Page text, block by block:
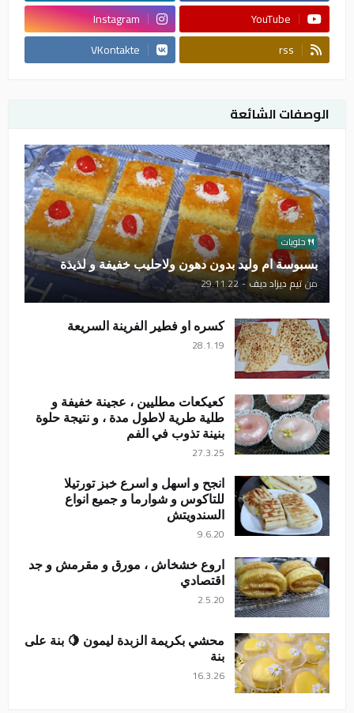
YouTube
Instagram
rss
VKontakte
الوصفات الشائعة
حلويات
بسبوسة ام وليد بدون دهون ولاحليب خفيفة و لذيذة
منتيم ديزاد ديف -
29.11.22
كسره او فطير الفرينة السريعة
28.1.19
كعيكعات مطليين ، عجينة خفيفة و
طلية طرية لاطول مدة ، و نتيجة حلوة
بنينة تذوب في الفم
27.3.25
انجح و اسهل و اسرع خبز تورتيلا
للتاكوس و شوارما و جميع انواع
السندويتش
9.6.20
اروع خشخاش ، مورق و مقرمش و جد
اقتصادي
2.5.20
محشي بكريمة الزبدة ليمون 🍋 بنة على
بنة
16.3.26